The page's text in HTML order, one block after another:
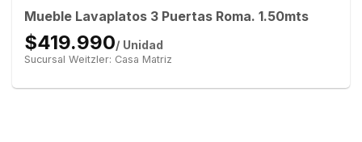
Mueble Lavaplatos 3 Puertas Roma. 1.50mts
$419.990/ Unidad
Sucursal Weitzler: Casa Matriz